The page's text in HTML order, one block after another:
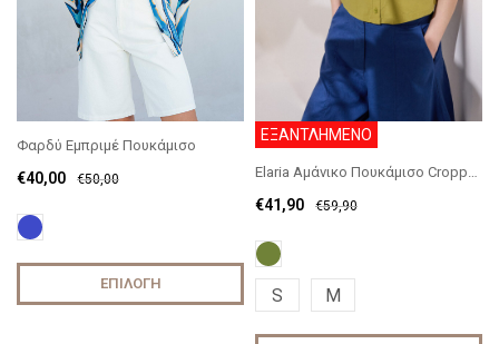
Φαρδύ Εμπριμέ Πουκάμισο
€50,00
€40,00
ΕΠΙΛΟΓΉ
ΕΞΑΝΤΛΗΜΕΝΟ
Elaria Αμάνικο Πουκάμισο Cropped
€59,90
€41,90
S M